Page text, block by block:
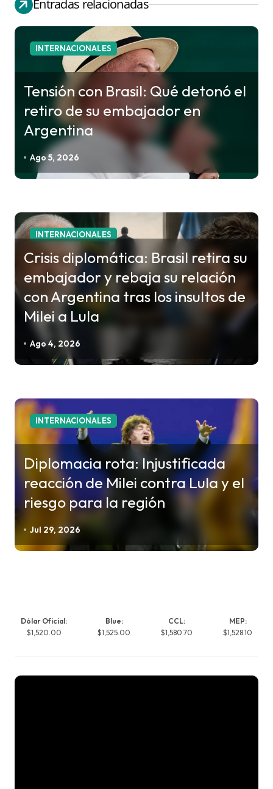
a
c
t
a
d
a
Entradas relacionadas
INTERNACIONALES
Tensión con Brasil: Qué detonó el
retiro de su embajador en
Argentina
Ago 5, 2026
INTERNACIONALES
Crisis diplomática: Brasil retira su
embajador y rebaja su relación
con Argentina tras los insultos de
Milei a Lula
Ago 4, 2026
INTERNACIONALES
Diplomacia rota: Injustificada
reacción de Milei contra Lula y el
riesgo para la región
Jul 29, 2026
Dólar Oficial:
$1,520.00
Blue:
$1,525.00
CCL:
$1,580.70
MEP:
$1,528.10